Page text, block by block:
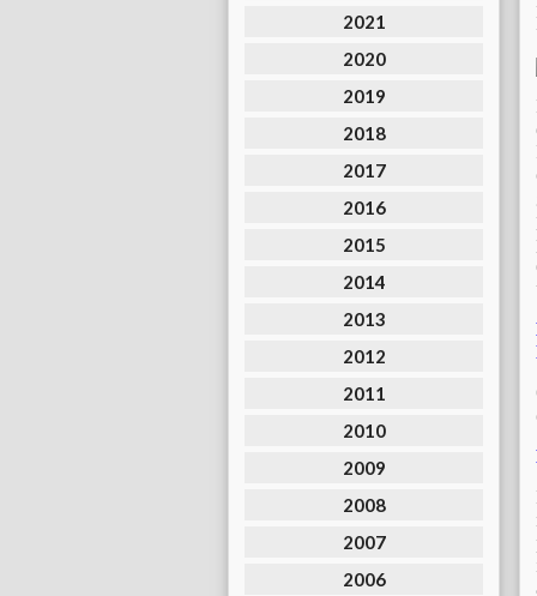
2021
2020
2019
2018
2017
2016
2015
2014
2013
2012
2011
2010
2009
2008
2007
2006